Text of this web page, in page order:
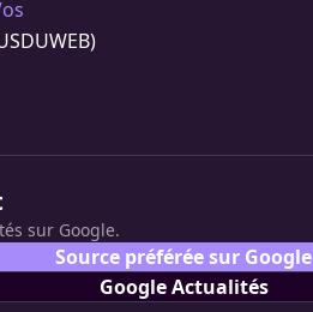
sur Google.
Source préférée sur Google
Google Actualités